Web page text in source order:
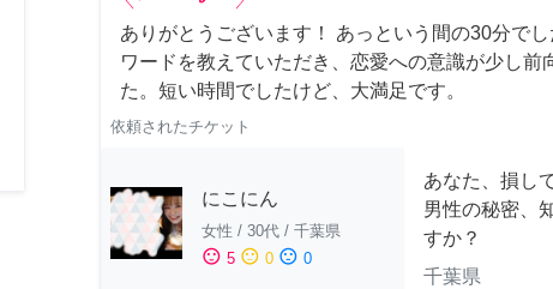
ありがとうございます！ あっという間の30分で
ワードを教えていただき、恋愛への意識が少し前
た。短い時間でしたけど、大満足です。
依頼されたチケット
にこにん
女性 / 30代 / 千葉県
sentiment_satisfied 5 sentiment_neutral 0 sentiment_dissatisfied 0
あなた、損し
男性の秘密、
すか？
千葉県